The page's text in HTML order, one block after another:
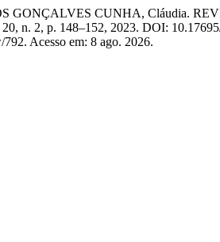
GONÇALVES CUNHA, Cláudia.
20, n. 2, p. 148–152, 2023. DOI:
Acesso em: 8 ago. 2026.